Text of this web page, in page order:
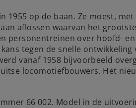
1955 op de baan. Ze moest,
aflossen waarvan het
personentreinen over hoofd-
tegen de snelle ontwikkeling
vanaf 1958 bijvoorbeeld
locomotiefbouwers. Het
66 002. Model in de